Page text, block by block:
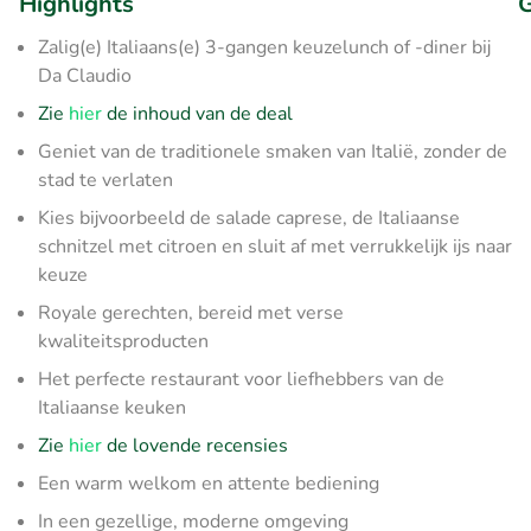
Zalig(e) Italiaans(e) 3-gangen keuzelunch of -diner bij
Da Claudio
Zie hierde inhoud van de deal
Geniet van de traditionele smaken van Italië, zonder de
stad te verlaten
Kies bijvoorbeeld de salade caprese, de Italiaanse
schnitzel met citroen en sluit af met verrukkelijk ijs naar
keuze
Royale gerechten, bereid met verse
kwaliteitsproducten
Het perfecte restaurant voor liefhebbers van de
Italiaanse keuken
Zie hierde lovende recensies
Een warm welkom en attente bediening
In een gezellige, moderne omgeving